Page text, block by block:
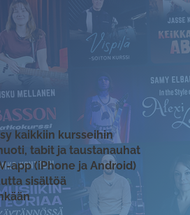
kaikkiin kursseihin
tabit ja taustanauhat
app (iPhone ja Android)
sisältöä